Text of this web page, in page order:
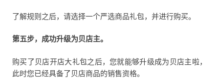
了解规则之后，请选择一个严选商品礼包，并进行购买。
第五步，成功升级为贝店主。
购买了贝店开店大礼包之后，您就能够升级成为贝店主啦，
此时您已经具备了贝店商品的销售资格。